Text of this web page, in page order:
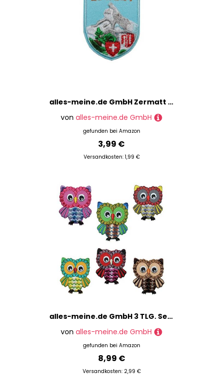
alles-meine.de GmbH Zermatt Emblem 5,8 cm * 6,8 cm BÜGELBILD Wappen groß
von alles-meine.de GmbH
gefunden bei Amazon
3,99 €
Versandkosten: 1,99 €
alles-meine.de GmbH 3 TLG. Set: Eulen - bunt - 3,6 cm * 4,1 cm Bügelbild - Aufnäher Applikation zum Aufbügeln - Kinder Uhu Eulen Vögel Tiere Tier Vogel/Sticker Eulensticker
von alles-meine.de GmbH
gefunden bei Amazon
8,99 €
Versandkosten: 2,99 €